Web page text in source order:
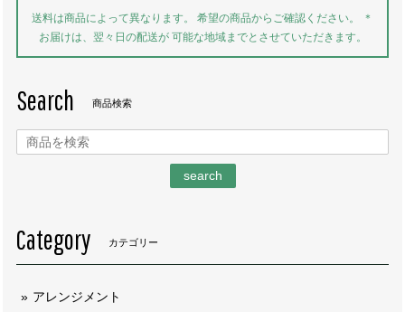
送料は商品によって異なります。 希望の商品からご確認ください。 ＊
お届けは、翌々日の配送が 可能な地域までとさせていただきます。
Search 商品検索
search
Category カテゴリー
アレンジメント